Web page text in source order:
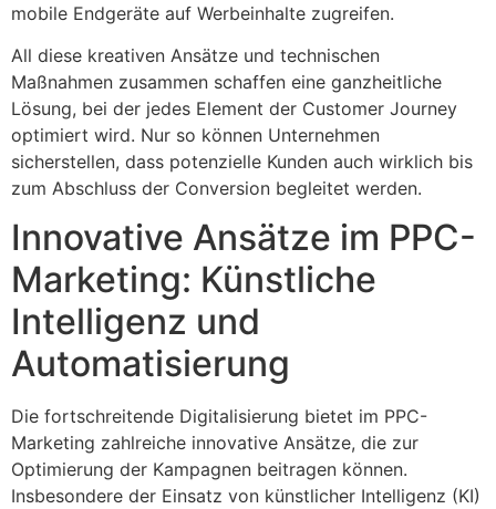
mobile Endgeräte auf Werbeinhalte zugreifen.
All diese kreativen Ansätze und technischen
Maßnahmen zusammen schaffen eine ganzheitliche
Lösung, bei der jedes Element der Customer Journey
optimiert wird. Nur so können Unternehmen
sicherstellen, dass potenzielle Kunden auch wirklich bis
zum Abschluss der Conversion begleitet werden.
Innovative Ansätze im PPC-
Marketing: Künstliche
Intelligenz und
Automatisierung
Die fortschreitende Digitalisierung bietet im PPC-
Marketing zahlreiche innovative Ansätze, die zur
Optimierung der Kampagnen beitragen können.
Insbesondere der Einsatz von künstlicher Intelligenz (KI)